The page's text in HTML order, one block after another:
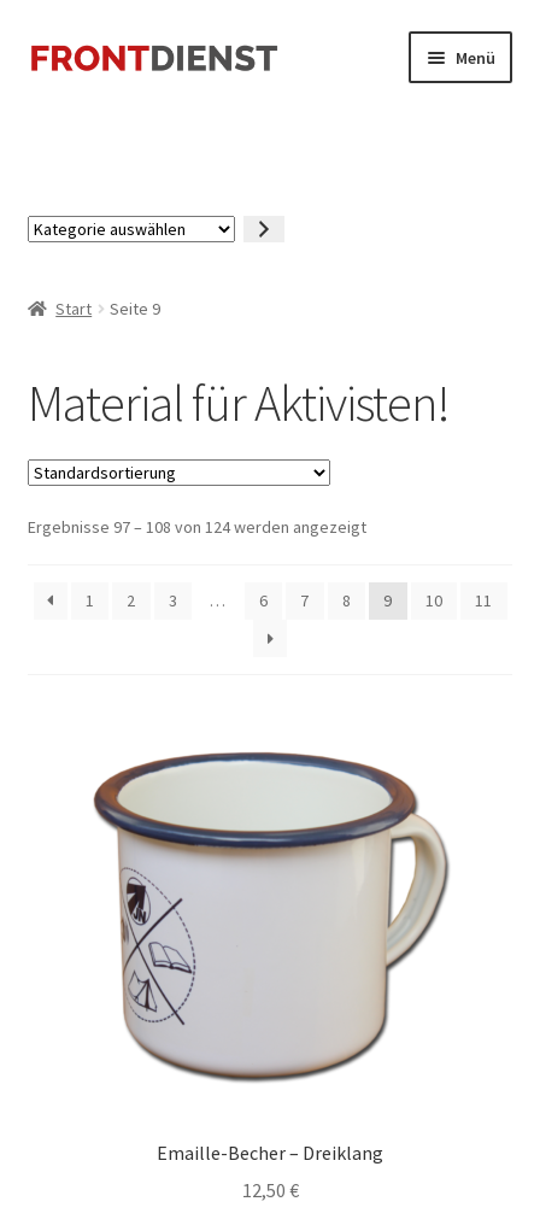
Zur
Navigation
Zum
Inhalt
Menü
Mein Konto
Kategorie
Start Seite 9
Material für Aktivisten!
Ergebnisse 97 – 108 von 124 werden angezeigt
1 2 3 … 6 7 8 9 10 11
Emaille-Becher – Dreiklang
12,50 €